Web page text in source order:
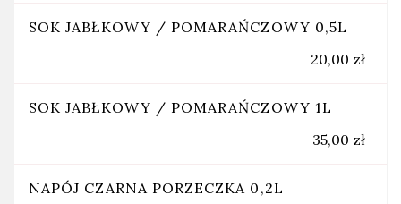
SOK JABŁKOWY / POMARAŃCZOWY 0,5L
20,00 zł
SOK JABŁKOWY / POMARAŃCZOWY 1L
35,00 zł
NAPÓJ CZARNA PORZECZKA 0,2L